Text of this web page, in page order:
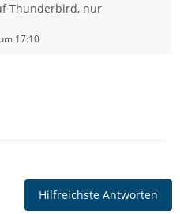
Thunderbird, nur
17:10
Hilfreichste Antworten